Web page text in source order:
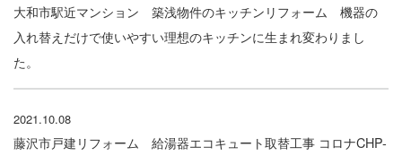
大和市駅近マンション 築浅物件のキッチンリフォーム 機器の
入れ替えだけで使いやすい理想のキッチンに生まれ変わりまし
た。
2021.10.08
藤沢市戸建リフォーム 給湯器エコキュート取替工事 コロナCHP-